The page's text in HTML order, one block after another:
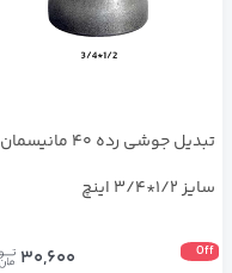
تبدیل جوشی رده 40 مانیسمان
سایز 1/2*3/4 اینچ
Off
30,600